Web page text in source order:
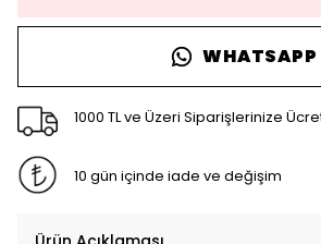
WHATSAPP
1000 TL ve Üzeri Siparişlerinize
10 gün içinde iade ve değişim